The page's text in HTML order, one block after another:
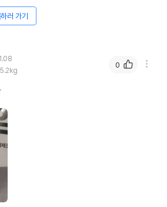
러 가기
5.2kg
0